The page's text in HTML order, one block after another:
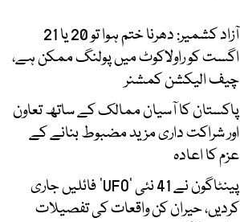
آزاد کشمیر: دھرنا ختم ہوا تو 20 یا 21
اگست کو راولاکوٹ میں پولنگ ممکن ہے،
چیف الیکشن کمشنر
پاکستان کا آسیان ممالک کے ساتھ تعاون
اور شراکت داری مزید مضبوط بنانے کے
عزم کا اعادہ
پینٹاگون نے 41 نئی ’UFO‘ فائلیں جاری
کردیں، حیران کن واقعات کی تفصیلات